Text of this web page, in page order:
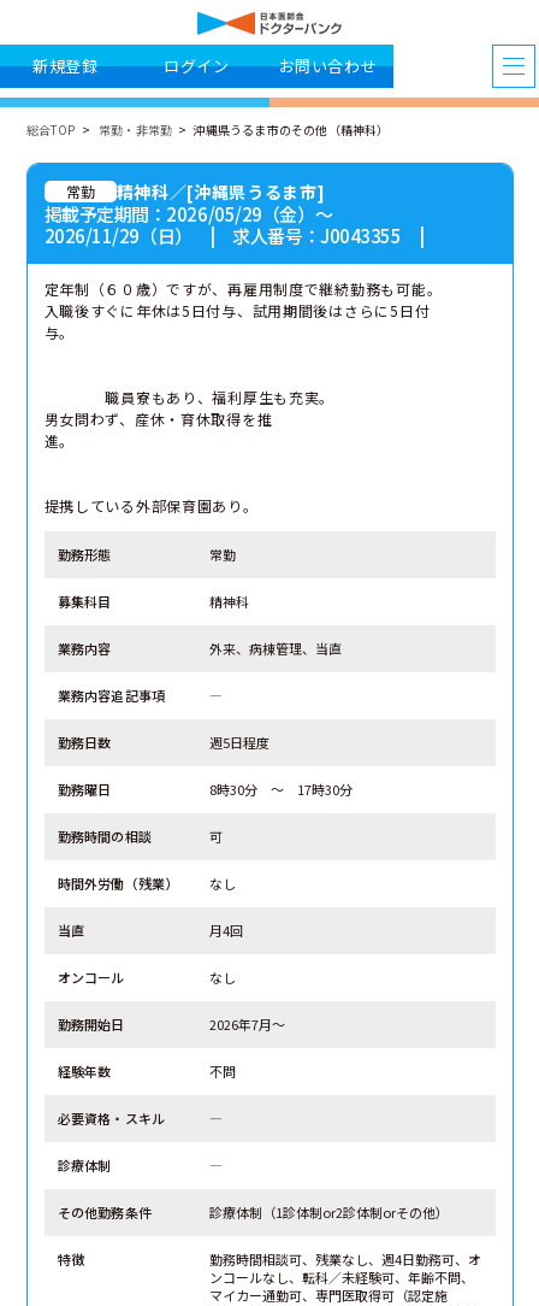
新規登録 ログイン お問い合わせ
総合TOP 常勤・非常勤 沖縄県うるま市のその他（精神科）
常勤 精神科／[沖縄県うるま市]
掲載予定期間：2026/05/29（金）〜
2026/11/29（日） | 求人番号：J0043355 |
定年制（６０歳）ですが、再雇用制度で継続勤務も可能。
入職後すぐに年休は5日付与、試用期間後はさらに5日付
与。
職員寮もあり、福利厚生も充実。
男女問わず、産休・育休取得を推
進。
提携している外部保育園あり。
勤務形態 常勤
募集科目 精神科
業務内容 外来、病棟管理、当直
業務内容追記事項 ―
勤務日数 週5日程度
勤務曜日 8時30分 ～ 17時30分
勤務時間の相談 可
時間外労働（残業） なし
当直 月4回
オンコール なし
勤務開始日 2026年7月～
経験年数 不問
必要資格・スキル ―
診療体制 ―
その他勤務条件 診療体制（1診体制or2診体制orその他）
特徴
勤務時間相談可、残業なし、週4日勤務可、オ
ンコールなし、転科／未経験可、年齢不問、
マイカー通勤可、専門医取得可（認定施